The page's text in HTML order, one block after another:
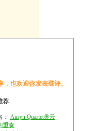
也欢迎你发表碟评。
荐
： Auryn Quartet奥云
重奏